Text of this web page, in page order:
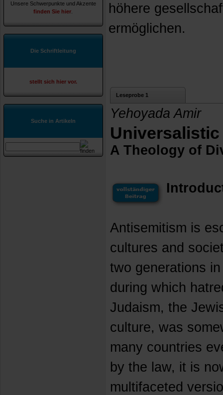
Unsere Schwerpunkte und Akzente
finden Sie hier
Die Schriftleitung
stellt sich hier vor.
Suche in Artikeln
höhere
ermöglichen.
Leseprobe 1
Yehoyada Amir
A Theology of
Antisemitism is
cultures and
two generations
during which
Judaism, the
culture, was
many countries
by the law, it is
multifaceted